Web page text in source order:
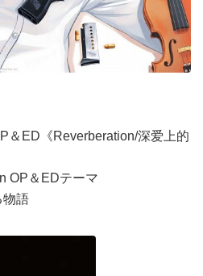
＆ED《Reverberation/深爱上的
OP＆EDテーマ
物語